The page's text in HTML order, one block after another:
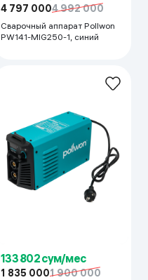
4 797 0004 992 000
Сварочный аппарат Pollwon
PW141-MIG250-1, синий
133 802 сум/мес
1 835 0001 900 000